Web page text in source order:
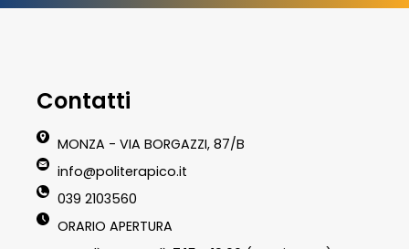
Contatti
MONZA - VIA BORGAZZI, 87/B
info@politerapico.it
039 2103560
ORARIO APERTURA